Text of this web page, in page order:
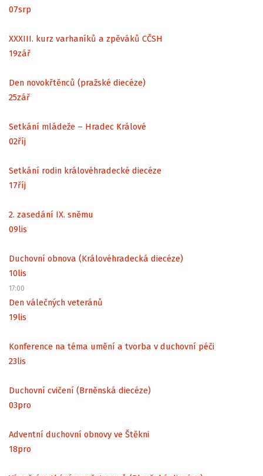
07srp
XXXIII. kurz varhaníků a zpěváků CČSH
19zář
Den novokřtěnců (pražské diecéze)
25zář
Setkání mládeže – Hradec Králové
02říj
Setkání rodin královéhradecké diecéze
17říj
2. zasedání IX. sněmu
09lis
Duchovní obnova (Královéhradecká diecéze)
10lis
17:00
Den válečných veteránů
19lis
Konference na téma umění a tvorba v duchovní péči
23lis
Duchovní cvičení (Brněnská diecéze)
03pro
Adventní duchovní obnovy ve Štěkni
18pro